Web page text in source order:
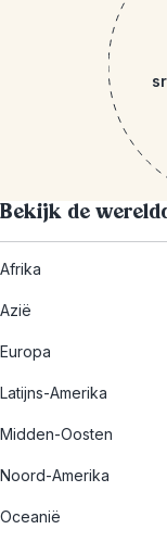
Bekijk de
Afrika
Azië
Europa
Latijns-Amerika
Midden-Oosten
Noord-Amerika
Oceanië